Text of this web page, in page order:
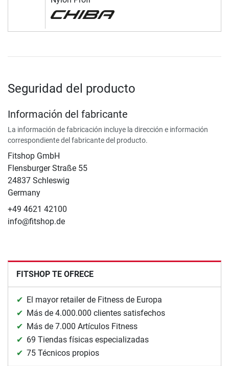
Seguridad del producto
Información del fabricante
La información de fabricación incluye la dirección e información
correspondiente del fabricante del producto.
Fitshop GmbH
Flensburger Straße 55
24837 Schleswig
Germany
+49 4621 42100
info@fitshop.de
FITSHOP TE OFRECE
El mayor retailer de Fitness de Europa
Más de 4.000.000 clientes satisfechos
Más de 7.000 Artículos Fitness
69 Tiendas físicas especializadas
75 Técnicos propios